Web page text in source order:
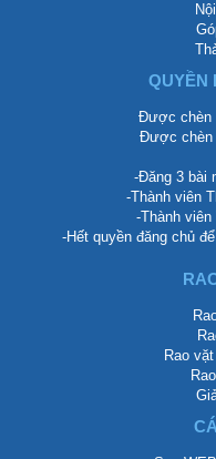
QUYỀN
Được chèn
Được chèn
-Đăng 3 bài
-Thành viên
-Thành
-Hết quyền đăng chủ
Rao